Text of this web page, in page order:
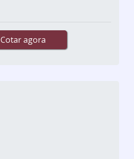
Cotar agora